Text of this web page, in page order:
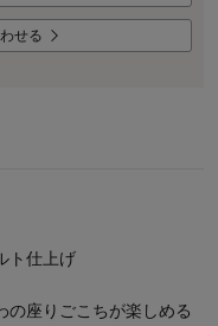
せる
ト仕上げ
の座りごこちが楽しめる